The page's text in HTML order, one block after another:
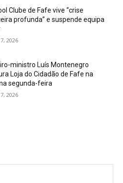
Clube de Fafe vive “crise
profunda” e suspende equipa
2026
ministro Luís Montenegro
Loja do Cidadão de Fafe na
segunda-feira
2026